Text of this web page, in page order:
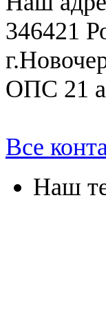
346421
ОПС 21
Все
Наш